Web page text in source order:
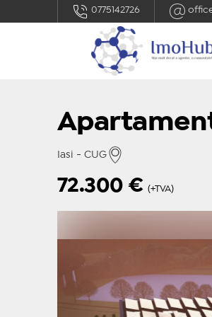
0775142726
Iasi - CUG
72.300€ (+TVA)